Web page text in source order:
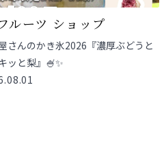
ルーツ ショップ
さんのかき氷2026『濃厚ぶどうと
ッと梨』🍧✨️